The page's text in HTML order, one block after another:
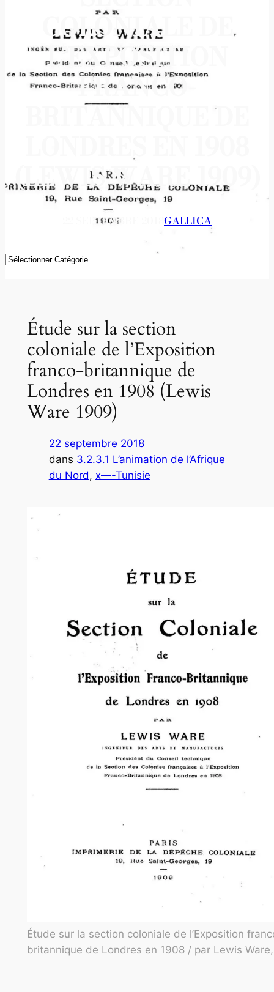
COLONIALE DE
L’EXPOSITION
FRANCO-
BRITANNIQUE DE
(LEWIS WARE 1909)
22 SEPTEMBRE 2018 GALLICA
Catégories
Étude sur la section
coloniale de l’Exposition
franco-britannique de
Londres en 1908 (Lewis
Ware 1909)
22 septembre 2018
dans 3.2.3.1 L’animation de l’Afrique
du Nord, x—-Tunisie
Étude sur la section coloniale de l’Exposition
britannique de Londres en 1908 / par Lewis